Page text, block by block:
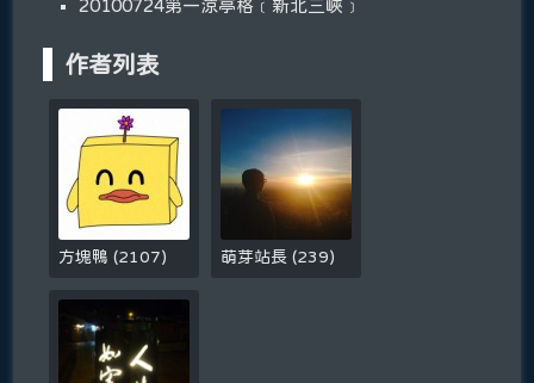
20100724第一涼亭格﹝新北三峽﹞
作者列表
方塊鴨(2107) 萌芽站長(239)